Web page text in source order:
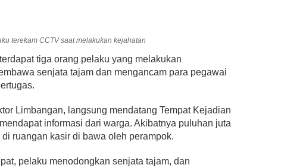
terekam CCTV saat melakukan kejahatan
tiga orang pelaku yang melakukan
senjata tajam dan mengancam para pegawai
Limbangan, langsung mendatang Tempat Kejadian
informasi dari warga. Akibatnya puluhan juta
ruangan kasir di bawa oleh perampok.
pelaku menodongkan senjata tajam, dan